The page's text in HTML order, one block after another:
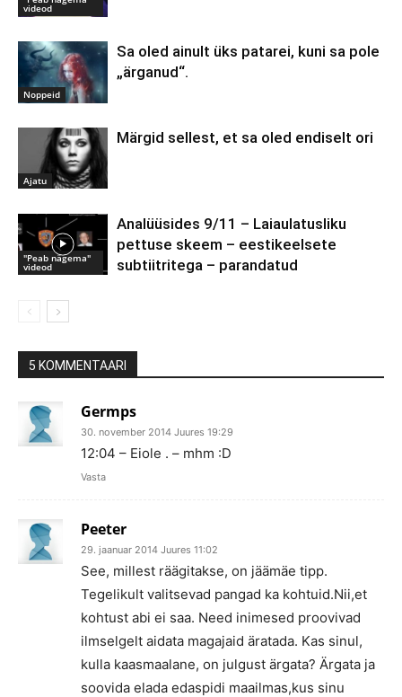
videod
Noppeid
Sa oled ainult üks patarei, kuni sa pole
„ärganud“.
Ajatu
Märgid sellest, et sa oled endiselt ori
"Peab nägema"
videod
Analüüsides 9/11 – Laiaulatusliku
pettuse skeem – eestikeelsete
subtiitritega – parandatud
5 KOMMENTAARI
Germps
30. november 2014 Juures 19:29
12:04 – Eiole . – mhm :D
Vasta
Peeter
29. jaanuar 2014 Juures 11:02
See, millest räägitakse, on jäämäe tipp.
Tegelikult valitsevad pangad ka kohtuid.Nii,et
kohtust abi ei saa. Need inimesed proovivad
ilmselgelt aidata magajaid äratada. Kas sinul,
kulla kaasmaalane, on julgust ärgata? Ärgata ja
soovida elada edaspidi maailmas,kus sinu